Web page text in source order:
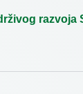
razvoja